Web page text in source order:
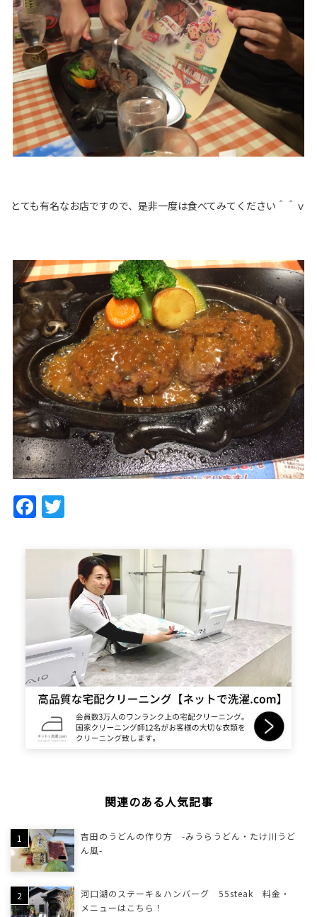
とても有名なお店ですので、是非一度は食べてみてください＾＾ｖ
Facebook
関連のある人気記事
吉田のうどんの作り方 -みうらうどん・たけ川うど
ん風-
河口湖のステーキ＆ハンバーグ 55steak 料金・
メニューはこちら！